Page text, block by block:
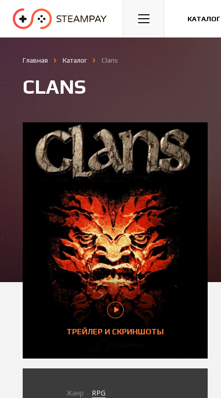
Спорт Гонки Казуальные
Главная Каталог Clans
CLANS
ТРЕЙЛЕР И СКРИНШОТЫ
Жанр RPG